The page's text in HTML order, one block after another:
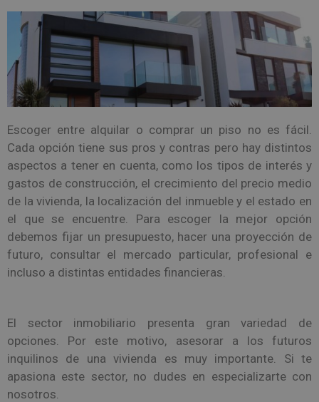
Escoger entre alquilar o comprar un piso no es fácil.
Cada opción tiene sus pros y contras pero hay distintos
aspectos a tener en cuenta, como los tipos de interés y
gastos de construcción, el crecimiento del precio medio
de la vivienda, la localización del inmueble y el estado en
el que se encuentre. Para escoger la mejor opción
debemos fijar un presupuesto, hacer una proyección de
futuro, consultar el mercado particular, profesional e
incluso a distintas entidades financieras.
El sector inmobiliario presenta gran variedad de
opciones. Por este motivo, asesorar a los futuros
inquilinos de una vivienda es muy importante. Si te
apasiona este sector, no dudes en especializarte con
nosotros.